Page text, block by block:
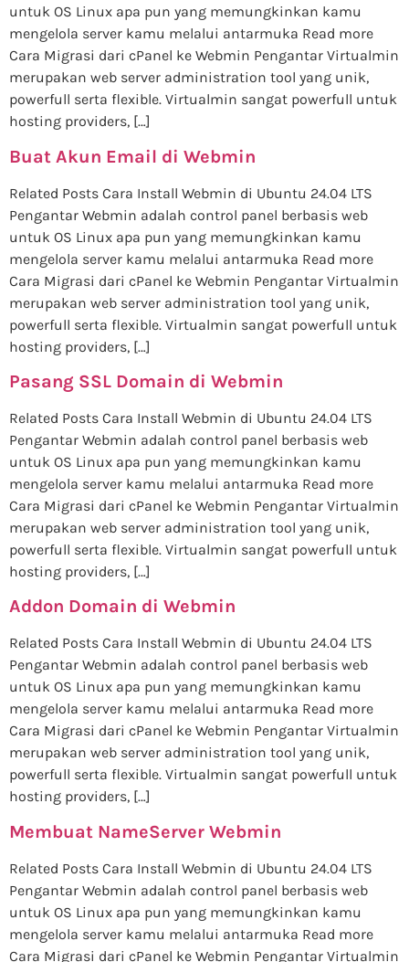
untuk OS Linux apa pun yang memungkinkan kamu
mengelola server kamu melalui antarmuka Read more
Cara Migrasi dari cPanel ke Webmin Pengantar Virtualmin
merupakan web server administration tool yang unik,
powerfull serta flexible. Virtualmin sangat powerfull untuk
hosting providers, […]
Buat Akun Email di Webmin
Related Posts Cara Install Webmin di Ubuntu 24.04 LTS
Pengantar Webmin adalah control panel berbasis web
untuk OS Linux apa pun yang memungkinkan kamu
mengelola server kamu melalui antarmuka Read more
Cara Migrasi dari cPanel ke Webmin Pengantar Virtualmin
merupakan web server administration tool yang unik,
powerfull serta flexible. Virtualmin sangat powerfull untuk
hosting providers, […]
Pasang SSL Domain di Webmin
Related Posts Cara Install Webmin di Ubuntu 24.04 LTS
Pengantar Webmin adalah control panel berbasis web
untuk OS Linux apa pun yang memungkinkan kamu
mengelola server kamu melalui antarmuka Read more
Cara Migrasi dari cPanel ke Webmin Pengantar Virtualmin
merupakan web server administration tool yang unik,
powerfull serta flexible. Virtualmin sangat powerfull untuk
hosting providers, […]
Addon Domain di Webmin
Related Posts Cara Install Webmin di Ubuntu 24.04 LTS
Pengantar Webmin adalah control panel berbasis web
untuk OS Linux apa pun yang memungkinkan kamu
mengelola server kamu melalui antarmuka Read more
Cara Migrasi dari cPanel ke Webmin Pengantar Virtualmin
merupakan web server administration tool yang unik,
powerfull serta flexible. Virtualmin sangat powerfull untuk
hosting providers, […]
Membuat NameServer Webmin
Related Posts Cara Install Webmin di Ubuntu 24.04 LTS
Pengantar Webmin adalah control panel berbasis web
untuk OS Linux apa pun yang memungkinkan kamu
mengelola server kamu melalui antarmuka Read more
Cara Migrasi dari cPanel ke Webmin Pengantar Virtualmin